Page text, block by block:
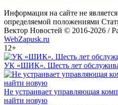
Информация на сайте не
определяемой положениями
Вектор Новостей © 2016-2026 /
WebZapusk.ru
12+
УК «ШИК». Шесть лет
Не устраивает управляющая
найти новую